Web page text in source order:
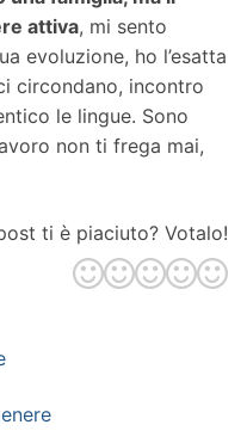
attiva, mi sento
evoluzione, ho l’esatta
circondano, incontro
le lingue. Sono
non ti frega mai,
ti è piaciuto? Votalo!